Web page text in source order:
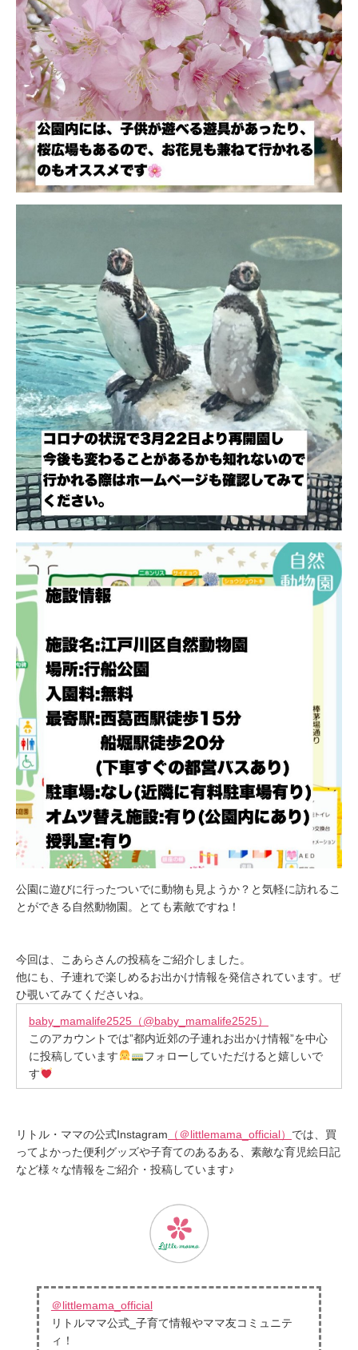
公園に遊びに行ったついでに動物も見ようか？と気軽に訪れるこ
とができる自然動物園。とても素敵ですね！
今回は、こあらさんの投稿をご紹介しました。
他にも、子連れで楽しめるお出かけ情報を発信されています。ぜ
ひ覗いてみてくださいね。
baby_mamalife2525（@baby_mamalife2525）
このアカウントでは”都内近郊の子連れお出かけ情報”を中心
に投稿しています
フォローしていただけると嬉しいで
す
リトル・ママの公式Instagram （＠littlemama_official） では、買
ってよかった便利グッズや子育てのあるある、素敵な育児絵日記
など様々な情報をご紹介・投稿しています♪
＠littlemama_official
リトルママ公式_子育て情報やママ友コミュニテ
ィ！